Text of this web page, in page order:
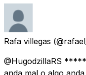
Rafa villegas
@HugodzillaRS
anda mal o algo